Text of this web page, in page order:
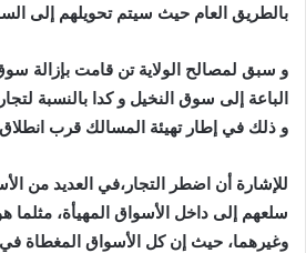
بالطريق العام حيث سيتم تحويلهم إلى
و سبق لمصالح الولاية تن قامت بإزالة
الباعة إلى سوق النخيل و كدا بالنسبة
و ذلك في إطار تهيئة المسالك قرب
للإشارة أن اضطر التجار،في العديد من
سلعهم إلى داخل الأسواق المهيأة،
وغيرهما، حيث إن كل الأسواق المغطاة